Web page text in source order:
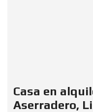
Casa en
Aserradero,